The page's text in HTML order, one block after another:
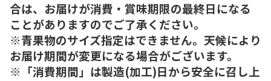
合は、お届けが消費・賞味期限の最終日になる
ことがありますのでご了承ください。
※青果物のサイズ指定はできません。天候により
お届け期間が変更になる場合がございます。
※「消費期間」は製造(加工)日から安全に召し上